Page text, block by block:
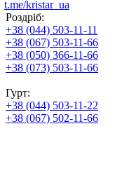
t.me/kristar_ua
Роздріб:
+38 (044) 503-11-11
+38 (067) 503-11-66
+38 (050) 366-11-66
+38 (073) 503-11-66
Гурт:
+38 (044) 503-11-22
+38 (067) 502-11-66